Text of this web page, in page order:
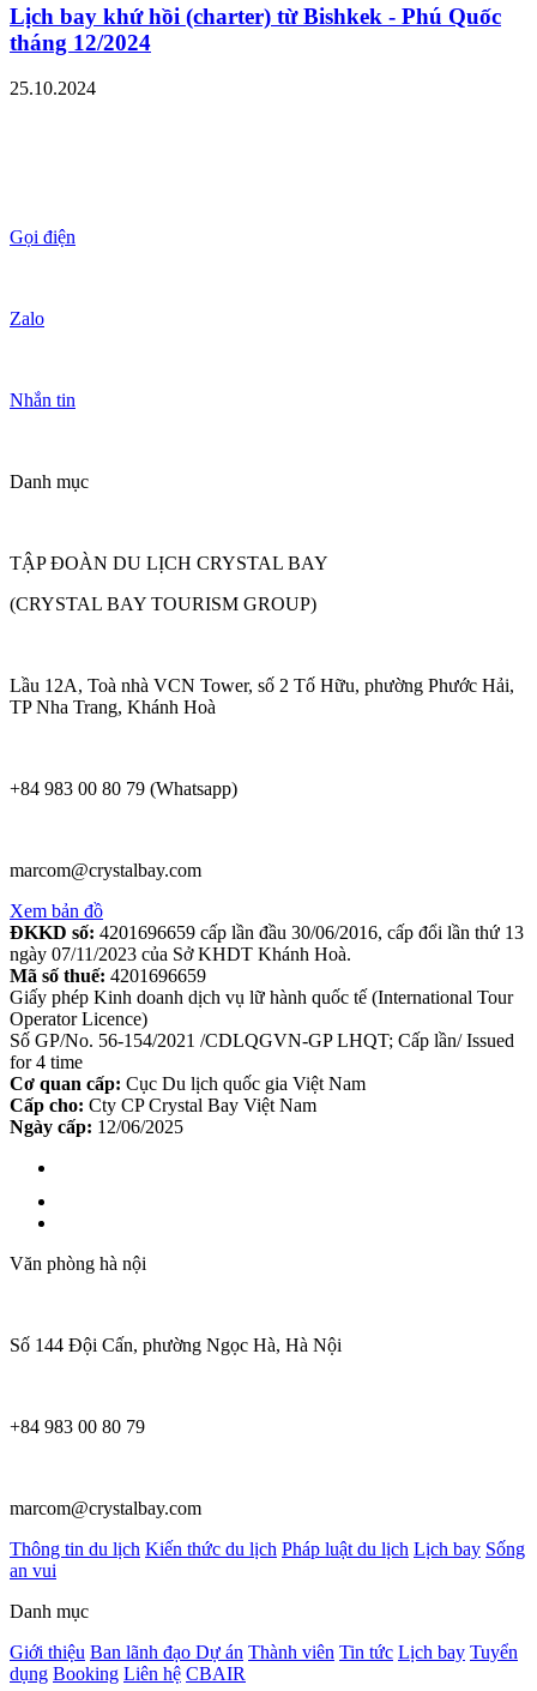
Lịch bay khứ hồi (charter) từ Bishkek - Phú Quốc
tháng 12/2024
25.10.2024
Gọi điện
Zalo
Nhắn tin
Danh mục
TẬP ĐOÀN DU LỊCH CRYSTAL BAY
(CRYSTAL BAY TOURISM GROUP)
Lầu 12A, Toà nhà VCN Tower, số 2 Tố Hữu, phường Phước Hải,
TP Nha Trang, Khánh Hoà
+84 983 00 80 79 (Whatsapp)
marcom@crystalbay.com
Xem bản đồ
ĐKKD số: 4201696659 cấp lần đầu 30/06/2016, cấp đổi lần thứ 13
ngày 07/11/2023 của Sở KHDT Khánh Hoà.
Mã số thuế: 4201696659
Giấy phép Kinh doanh dịch vụ lữ hành quốc tế (International Tour
Operator Licence)
Số GP/No. 56-154/2021 /CDLQGVN-GP LHQT; Cấp lần/ Issued
for 4 time
Cơ quan cấp: Cục Du lịch quốc gia Việt Nam
Cấp cho: Cty CP Crystal Bay Việt Nam
Ngày cấp: 12/06/2025
Văn phòng hà nội
Số 144 Đội Cấn, phường Ngọc Hà, Hà Nội
+84 983 00 80 79
marcom@crystalbay.com
Thông tin du lịch Kiến thức du lịch Pháp luật du lịch Lịch bay Sống
an vui
Danh mục
Giới thiệu Ban lãnh đạo Dự án Thành viên Tin tức Lịch bay Tuyển
dụng Booking Liên hệ CBAIR